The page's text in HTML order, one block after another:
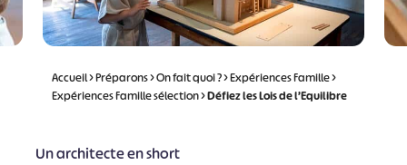
Accueil>Préparons>On fait quoi ?>Expériences Famille>
Expériences Famille sélection>Défiez les Lois de l’Equilibre
Un architecte en short